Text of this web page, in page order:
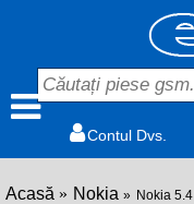
Contul Dvs.
Acasă Nokia Nokia 5.4